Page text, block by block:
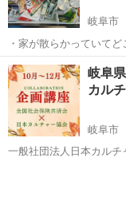
岐阜市
・家が散らかっていて
婚、引っ越しなど、人
そろ終活を考えはじめたい 人生を変えたい・変わりたいと思っ
『空間』『人間関係』『
岐阜 岐阜市 その
岐阜
カル
岐阜市
一般社団法人日本カル